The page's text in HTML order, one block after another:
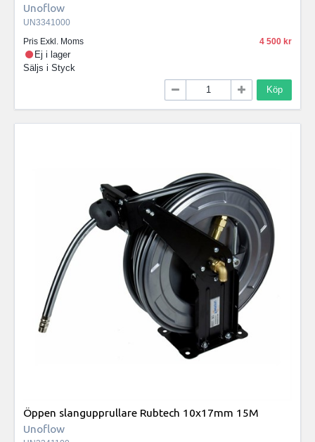
Unoflow
UN3341000
Pris Exkl. Moms
4 500
Ej i lager
Säljs i Styck
Köp
Öppen slangupprullare Rubtech 10x17mm 15M
Unoflow